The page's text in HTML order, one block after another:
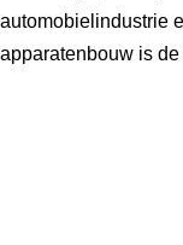
automobielindustrie
apparatenbouw is